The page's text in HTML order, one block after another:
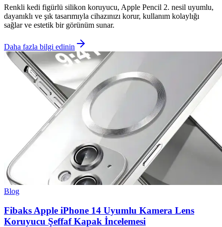
Renkli kedi figürlü silikon koruyucu, Apple Pencil 2. nesil uyumlu,
dayanıklı ve şık tasarımıyla cihazınızı korur, kullanım kolaylığı
sağlar ve estetik bir görünüm sunar.
Daha fazla bilgi edinin
Blog
Fibaks Apple iPhone 14 Uyumlu Kamera Lens
Koruyucu Şeffaf Kapak İncelemesi